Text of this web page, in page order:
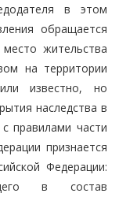
в этом
обращается
жительства
на территории
известно, но
наследства в
правилами части
признается
Федерации:
в состав